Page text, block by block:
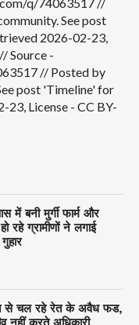
See post
2026-02-23,
// Source -
// Posted by
post 'Timeline' for
License - CC BY-
में बनी मुर्गी फार्म और
रहे ग्रामीणों ने लगाई
से चल रहे रेत के अवैध फड,